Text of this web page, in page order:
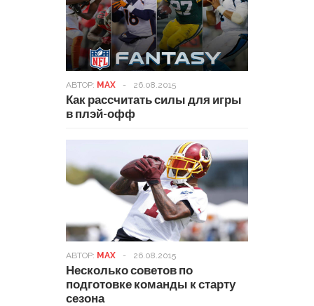
АВТОР: MAX - 26.08.2015
Как рассчитать силы для игры
в плэй-офф
АВТОР: MAX - 26.08.2015
Несколько советов по
подготовке команды к старту
сезона